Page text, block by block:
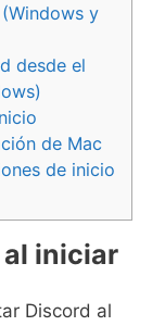
y
desde el
de Mac
de inicio
iniciar
Discord al